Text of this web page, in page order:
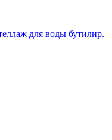
для воды бутилир.